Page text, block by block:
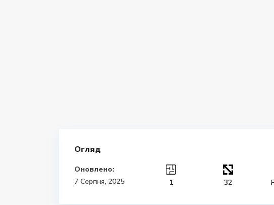
Огляд
Оновлено:
7 Серпня, 2025
1 32